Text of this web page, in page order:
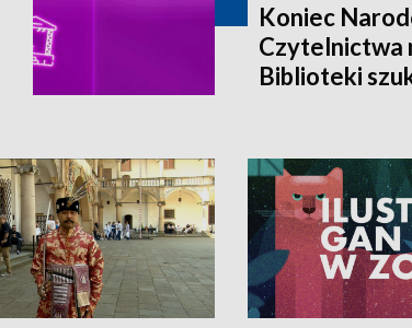
Koniec
Czytelnictwa
Biblioteki